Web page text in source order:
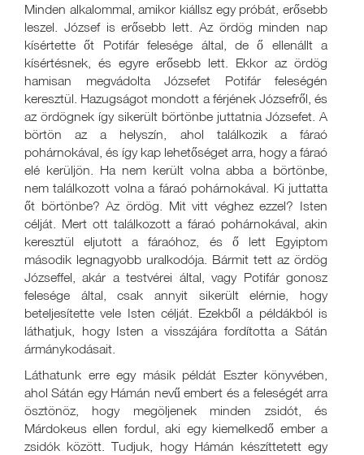
Minden alkalommal, amikor kiállsz egy próbát, erősebb
leszel. József is erősebb lett. Az ördög minden nap
kísértette őt Potifár felesége által, de ő ellenállt a
kísértésnek, és egyre erősebb lett. Ekkor az ördög
hamisan megvádolta Józsefet Potifár feleségén
keresztül. Hazugságot mondott a férjének Józsefről, és
az ördögnek így sikerült börtönbe juttatnia Józsefet. A
börtön az a helyszín, ahol találkozik a fáraó
pohárnokával, és így kap lehetőséget arra, hogy a fáraó
elé kerüljön. Ha nem került volna abba a börtönbe,
nem találkozott volna a fáraó pohárnokával. Ki juttatta
őt börtönbe? Az ördög. Mit vitt véghez ezzel? Isten
célját. Mert ott találkozott a fáraó pohárnokával, akin
keresztül eljutott a fáraóhoz, és ő lett Egyiptom
második legnagyobb uralkodója. Bármit tett az ördög
Józseffel, akár a testvérei által, vagy Potifár gonosz
felesége által, csak annyit sikerült elérnie, hogy
beteljesítette vele Isten célját. Ezekből a példákból is
láthatjuk, hogy Isten a visszájára fordította a Sátán
ármánykodásait.
Láthatunk erre egy másik példát Eszter könyvében,
ahol Sátán egy Hámán nevű embert és a feleségét arra
ösztönöz, hogy megöljenek minden zsidót, és
Márdokeus ellen fordul, aki egy kiemelkedő ember a
zsidók között. Tudjuk, hogy Hámán készíttetett egy